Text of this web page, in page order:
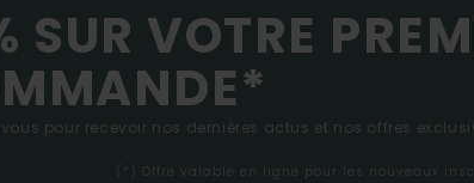
SUR VOTRE
pour recevoir nos dernières actus et nos offres
(*) Offre valable en ligne pour les nouveaux